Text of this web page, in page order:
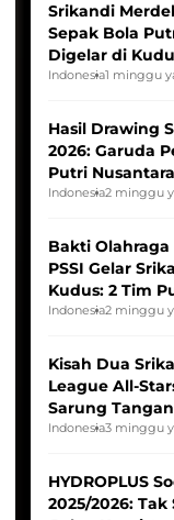
Srikandi
Sepak Bola
Digelar di
Indonesia1 minggu
Hasil Drawing
2026: Garuda
Putri
Indonesia2 minggu
Bakti
PSSI Gelar
Kudus: 2 Tim
Tim Asia
Indonesia2 minggu
Kisah Dua
League All-
Sarung
Pernah Padam
Indonesia3 minggu
HYDROPLUS
2025/2026: